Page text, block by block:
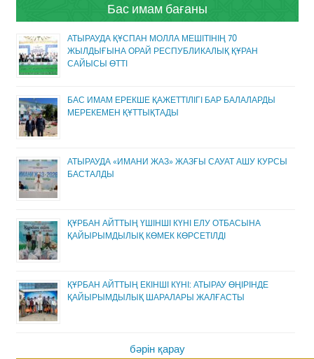
Бас имам бағаны
АТЫРАУДА ҚҰСПАН МОЛЛА МЕШІТІНІҢ 70
ЖЫЛДЫҒЫНА ОРАЙ РЕСПУБЛИКАЛЫҚ ҚҰРАН
САЙЫСЫ ӨТТІ
БАС ИМАМ ЕРЕКШЕ ҚАЖЕТТІЛІГІ БАР БАЛАЛАРДЫ
МЕРЕКЕМЕН ҚҰТТЫҚТАДЫ
АТЫРАУДА «ИМАНИ ЖАЗ» ЖАЗҒЫ САУАТ АШУ КУРСЫ
БАСТАЛДЫ
ҚҰРБАН АЙТТЫҢ ҮШІНШІ КҮНІ ЕЛУ ОТБАСЫНА
ҚАЙЫРЫМДЫЛЫҚ КӨМЕК КӨРСЕТІЛДІ
ҚҰРБАН АЙТТЫҢ ЕКІНШІ КҮНІ: АТЫРАУ ӨҢІРІНДЕ
ҚАЙЫРЫМДЫЛЫҚ ШАРАЛАРЫ ЖАЛҒАСТЫ
бәрін қарау